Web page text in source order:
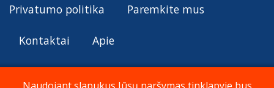
Privatumo politika Paremkite mus
Kontaktai Apie